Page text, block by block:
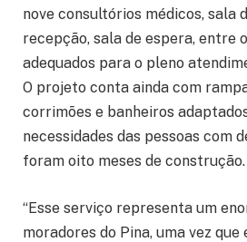
nove consultórios médicos, sala
recepção, sala de espera, entre
adequados para o pleno
O projeto conta ainda com
corrimões e banheiros
necessidades das pessoas com
foram oito meses de construção.
“Esse serviço representa um
moradores do Pina, uma vez que